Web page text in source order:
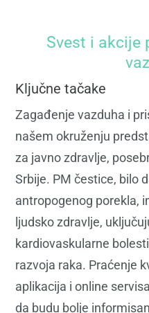
Svest i akcije
Ključne tačake
Zagađenje vazduha i
našem okruženju
za javno zdravlje,
Srbije. PM čestice, bilo
antropogenog porekla,
ljudsko zdravlje,
kardiovaskularne
razvoja raka. Praćenje
aplikacija i online
da budu bolje